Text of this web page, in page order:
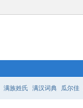
满族姓氏 满汉词典 瓜尔佳